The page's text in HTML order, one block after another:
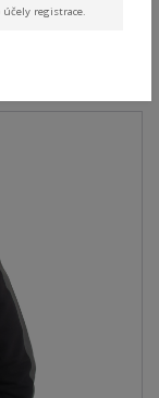
účely registrace.